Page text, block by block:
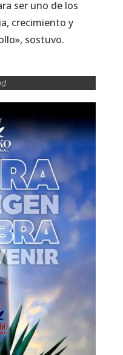
ser uno de los
crecimiento y
sostuvo.